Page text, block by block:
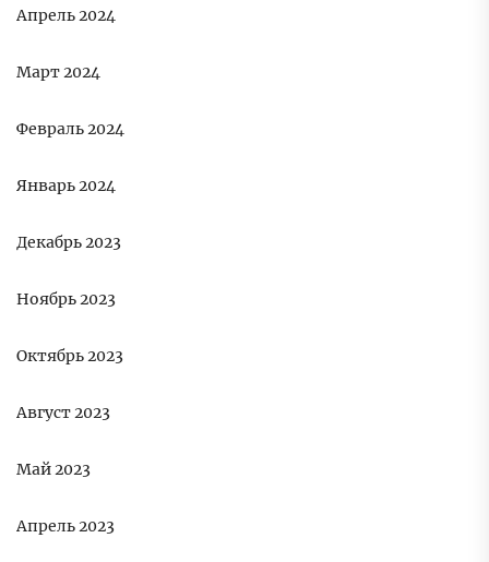
Апрель 2024
Март 2024
Февраль 2024
Январь 2024
Декабрь 2023
Ноябрь 2023
Октябрь 2023
Август 2023
Май 2023
Апрель 2023